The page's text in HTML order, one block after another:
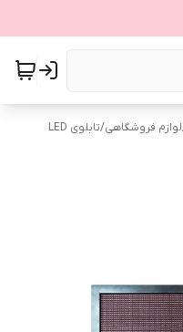
لوازم فروشگاهی/تابلوی LED